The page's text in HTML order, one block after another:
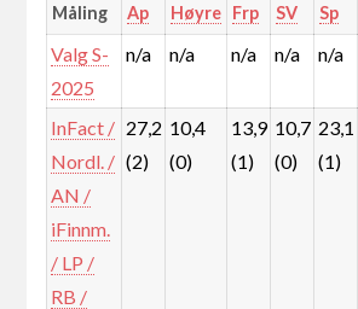
Måling Ap Høyre Frp SV Sp
Valg S-
2025
n/a n/a n/a n/a n/a
InFact /
Nordl. /
AN /
iFinnm.
/ LP /
RB /
27,2
(2)
10,4
(0)
13,9
(1)
10,7
(0)
23,1
(1)